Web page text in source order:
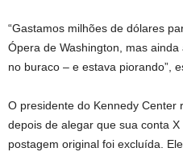
“Gastamos milhões de dólares
Ópera de Washington, mas
no buraco – e estava piorando”,
O presidente do Kennedy Center
depois de alegar que sua conta
postagem original foi excluída.